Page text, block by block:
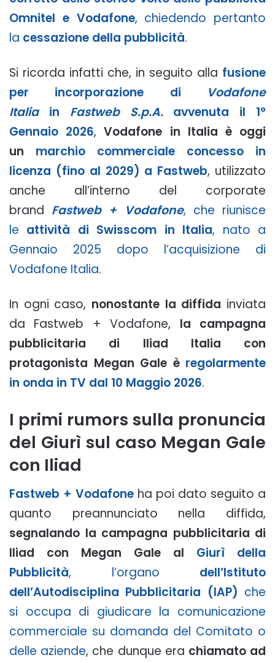
Omnitel e Vodafone, chiedendo pertanto
la cessazione della pubblicità.
Si ricorda infatti che, in seguito alla fusione
per incorporazione di
Vodafone
Italiain Fastweb S.p.A.avvenuta il 1°
Gennaio 2026,Vodafone in Italia è oggi
un marchio commerciale concesso in
licenza (fino al 2029) a Fastweb, utilizzato
anche all’interno del corporate
brand Fastweb + Vodafone, che riunisce
le attività di Swisscom in Italia, nato a
Gennaio 2025 dopo l’acquisizione di
Vodafone Italia.
In ogni caso, nonostante la diffida inviata
da Fastweb + Vodafone, la campagna
pubblicitaria di Iliad Italia con
protagonista Megan Gale è regolarmente
in onda in TV dal 10 Maggio 2026.
I primi rumors sulla pronuncia
del Giurì sul caso Megan Gale
con Iliad
Fastweb + Vodafone ha poi dato seguito a
quanto preannunciato nella diffida,
segnalando la campagna pubblicitaria di
Iliad con Megan Gale al Giurì della
Pubblicità, l’organo dell’Istituto
dell’Autodisciplina Pubblicitaria (IAP) che
si occupa di giudicare la comunicazione
commerciale su domanda del Comitato o
delle aziende, che dunque era chiamato ad